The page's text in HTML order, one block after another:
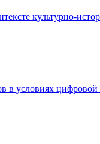
культурно-
в условиях